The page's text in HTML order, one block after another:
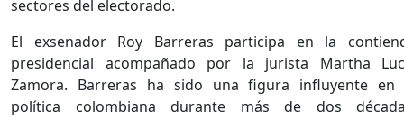
sectores del electorado.
El exsenador Roy Barreras participa en la
presidencial acompañado por la jurista Martha
Zamora. Barreras ha sido una figura influyente en
política colombiana durante más de dos